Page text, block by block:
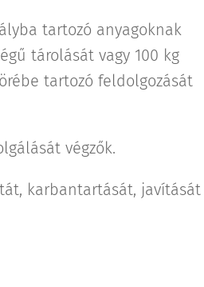
tartozó anyagoknak
tárolását vagy 100 kg
tartozó feldolgozását
végzők.
karbantartását, javítását